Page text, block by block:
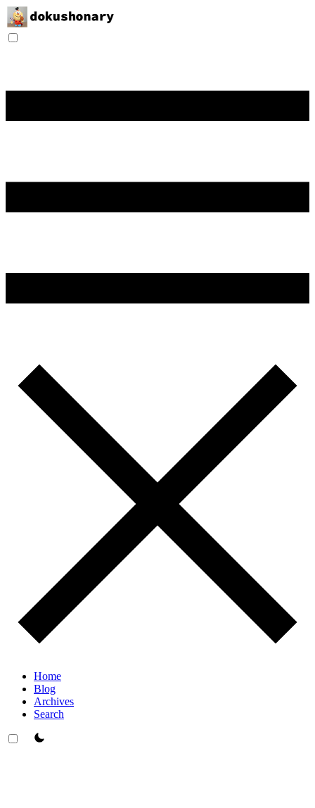
Home
Blog
Archives
Search
theme switcher